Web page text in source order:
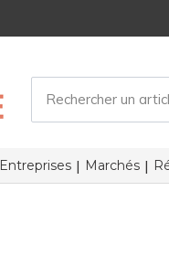
Entreprises Marchés